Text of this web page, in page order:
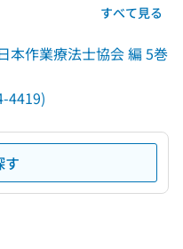
すべて見る
本作業療法士協会 編 5巻
4419)
す